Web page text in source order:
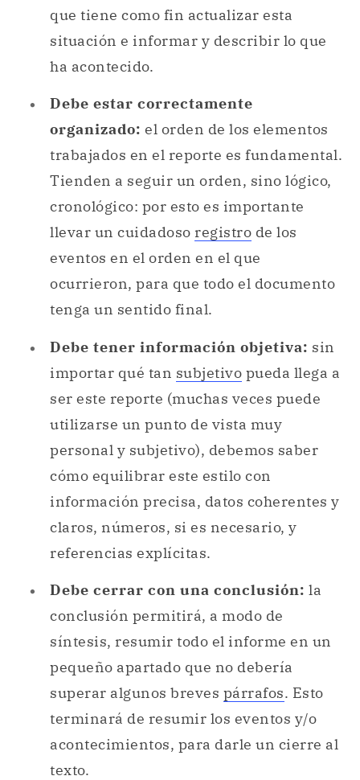
que tiene como fin actualizar esta
situación e informar y describir lo que
ha acontecido.
Debe estar correctamente
organizado: el orden de los elementos
trabajados en el reporte es fundamental.
Tienden a seguir un orden, sino lógico,
cronológico: por esto es importante
llevar un cuidadoso registro de los
eventos en el orden en el que
ocurrieron, para que todo el documento
tenga un sentido final.
Debe tener información objetiva: sin
importar qué tan subjetivo pueda llega a
ser este reporte (muchas veces puede
utilizarse un punto de vista muy
personal y subjetivo), debemos saber
cómo equilibrar este estilo con
información precisa, datos coherentes y
claros, números, si es necesario, y
referencias explícitas.
Debe cerrar con una conclusión: la
conclusión permitirá, a modo de
síntesis, resumir todo el informe en un
pequeño apartado que no debería
superar algunos breves párrafos. Esto
terminará de resumir los eventos y/o
acontecimientos, para darle un cierre al
texto.